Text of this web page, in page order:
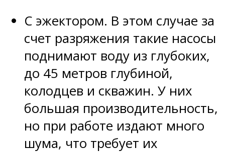
С эжектором. В этом случае за
счет разряжения такие насосы
поднимают воду из глубоких,
до 45 метров глубиной,
колодцев и скважин. У них
большая производительность,
но при работе издают много
шума, что требует их